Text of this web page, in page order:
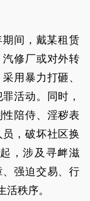
期间，戴某租赁
修厂或对外转
用暴力打砸、
活动。同时，
陪侍、淫秽表
，破坏社区换
，涉及寻衅滋
强迫交易、行
秩序。